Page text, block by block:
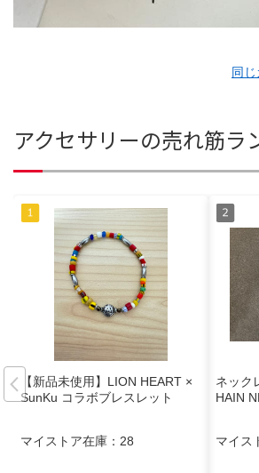
同
アクセサリーの売れ筋ラ
【新品未使用】LION HEART ×
SunKu コラボブレスレット
マイストア在庫： 28
ネック
HAIN
マイス